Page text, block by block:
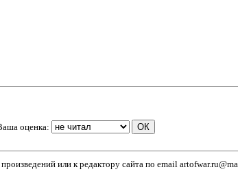
оценка:
или к редактору сайта по email